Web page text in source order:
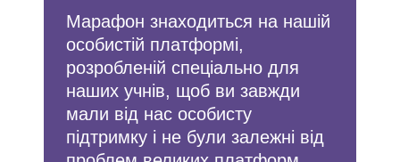
Марафон знаходиться на нашій
особистій платформі,
розробленій спеціально для
наших учнів, щоб ви завжди
мали від нас особисту
підтримку і не були залежні від